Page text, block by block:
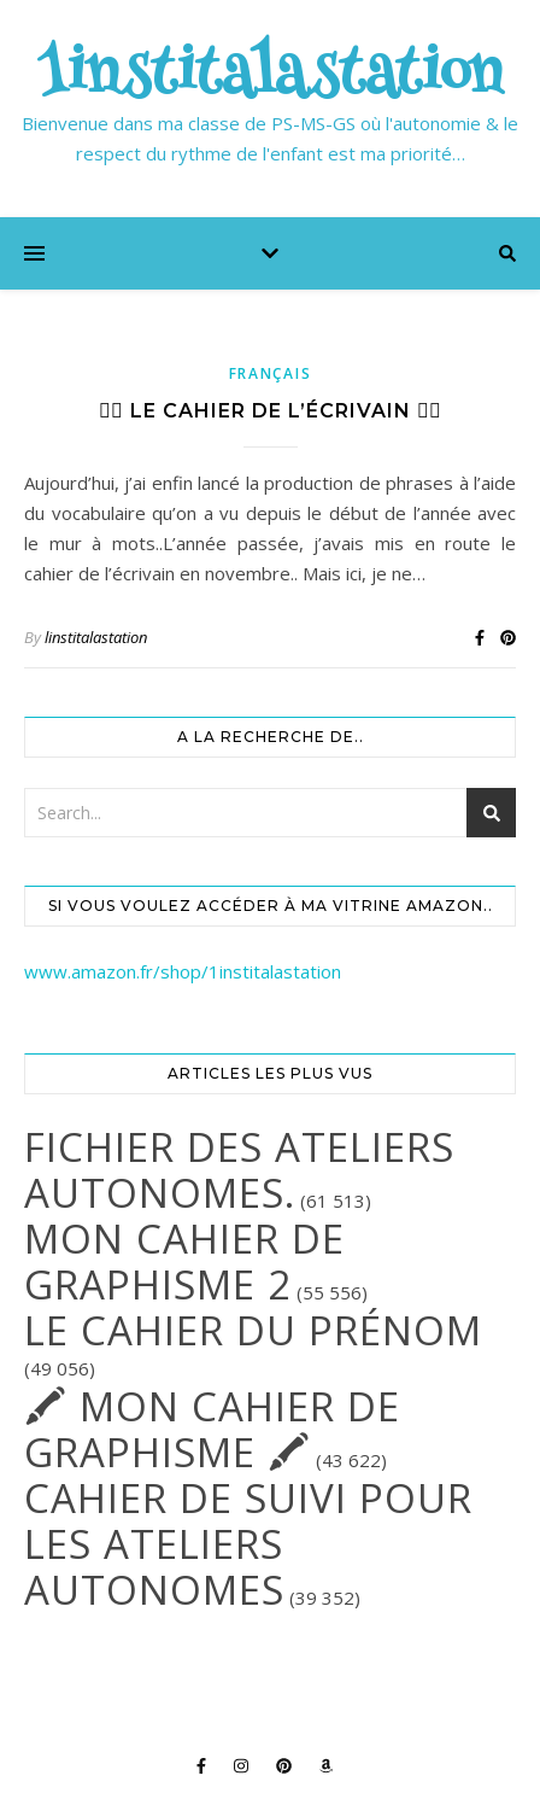
1institalastation
Bienvenue dans ma classe de PS-MS-GS où l'autonomie & le
respect du rythme de l'enfant est ma priorité…
FRANÇAIS
✍🏼 LE CAHIER DE L’ÉCRIVAIN ✍🏼
Aujourd’hui, j’ai enfin lancé la production de phrases à l’aide
du vocabulaire qu’on a vu depuis le début de l’année avec
le mur à mots..L’année passée, j’avais mis en route le
cahier de l’écrivain en novembre.. Mais ici, je ne…
Bylinstitalastation
A LA RECHERCHE DE..
SI VOUS VOULEZ ACCÉDER À MA VITRINE AMAZON..
www.amazon.fr/shop/1institalastation
ARTICLES LES PLUS VUS
FICHIER DES ATELIERS
AUTONOMES. (61 513)
MON CAHIER DE
GRAPHISME 2 (55 556)
LE CAHIER DU PRÉNOM
(49 056)
🖍 MON CAHIER DE
GRAPHISME 🖍 (43 622)
CAHIER DE SUIVI POUR
LES ATELIERS
AUTONOMES (39 352)